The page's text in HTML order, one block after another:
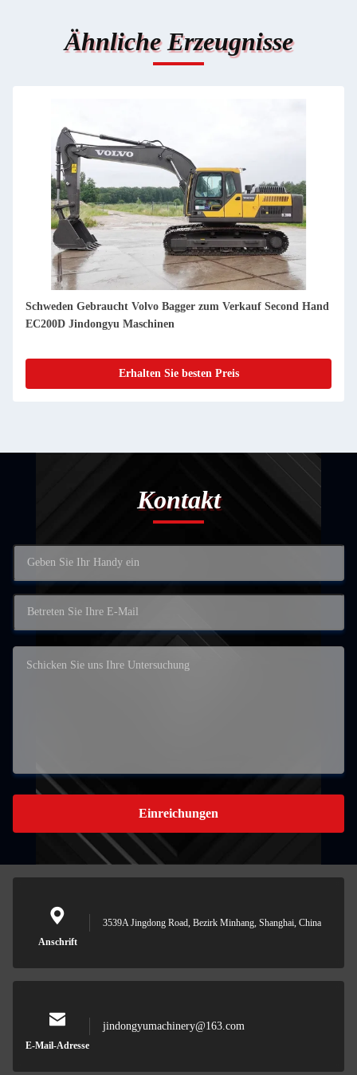
Ähnliche Erzeugnisse
Korea Gebraucht Volvo Bagger zum Verkauf Second Hand
EC210B Jindongyu Maschinen
Erhalten Sie besten Preis
Kontakt
Einreichungen
Anschrift
3539A Jingdong Road, Bezirk Minhang, Shanghai, China
E-Mail-Adresse
jindongyumachinery@163.com